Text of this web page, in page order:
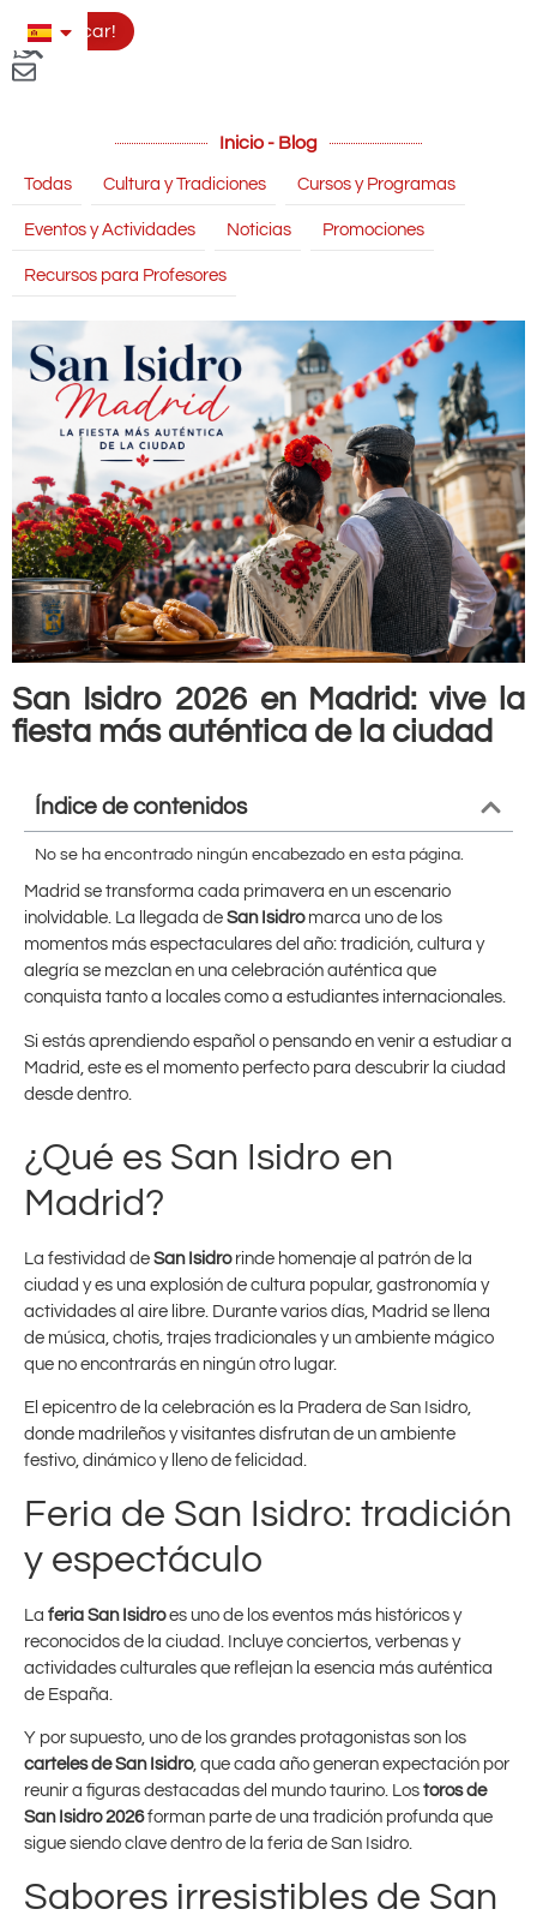
Aplicar!
Inicio - Blog
Todas Cultura y Tradiciones Cursos y Programas
Eventos y Actividades Noticias Promociones
Recursos para Profesores
San Isidro 2026 en Madrid: vive la
fiesta más auténtica de la ciudad
Índice de contenidos
No se ha encontrado ningún encabezado en esta página.
Madrid se transforma cada primavera en un escenario
inolvidable. La llegada de San Isidro marca uno de los
momentos más espectaculares del año: tradición, cultura y
alegría se mezclan en una celebración auténtica que
conquista tanto a locales como a estudiantes internacionales.
Si estás aprendiendo español o pensando en venir a estudiar a
Madrid, este es el momento perfecto para descubrir la ciudad
desde dentro.
¿Qué es San Isidro en
Madrid?
La festividad de San Isidro rinde homenaje al patrón de la
ciudad y es una explosión de cultura popular, gastronomía y
actividades al aire libre. Durante varios días, Madrid se llena
de música, chotis, trajes tradicionales y un ambiente mágico
que no encontrarás en ningún otro lugar.
El epicentro de la celebración es la Pradera de San Isidro,
donde madrileños y visitantes disfrutan de un ambiente
festivo, dinámico y lleno de felicidad.
Feria de San Isidro: tradición
y espectáculo
La feria San Isidroes uno de los eventos más históricos y
reconocidos de la ciudad. Incluye conciertos, verbenas y
actividades culturales que reflejan la esencia más auténtica
de España.
Y por supuesto, uno de los grandes protagonistas son los
carteles de San Isidro, que cada año generan expectación por
reunir a figuras destacadas del mundo taurino. Los toros de
San Isidro 2026forman parte de una tradición profunda que
sigue siendo clave dentro de la feria de San Isidro.
Sabores irresistibles de San